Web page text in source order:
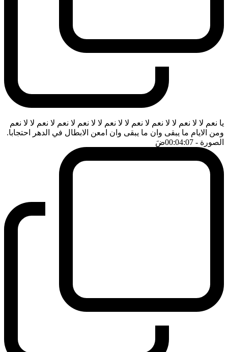
يا نعم لا لا نعم لا لا نعم لا نعم لا لا نعم لا لا نعم لا نعم لا نعم لا لا نعم
ومن الايام ما يبقى وان ما يبقى وان امعن الابطال في الدهر احتجابا.
الصورة - 00:04:07 ضَ